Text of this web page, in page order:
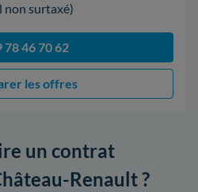
non surtaxé)
78 46 70 62
les offres
un contrat
Renault ?